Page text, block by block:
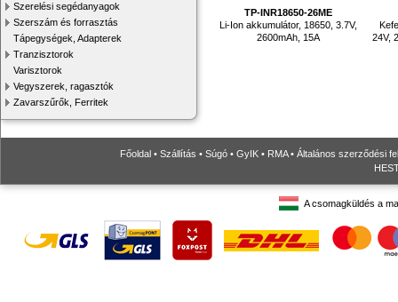
Szerelési segédanyagok
Szerszám és forrasztás
Tápegységek, Adapterek
Tranzisztorok
Varisztorok
Vegyszerek, ragasztók
Zavarszűrők, Ferritek
TP-INR18650-26ME
Li-Ion akkumulátor, 18650, 3.7V,
2600mAh, 15A
24V,
Főoldal • Szállítás • Súgó • GyIK • RMA• Általános szerződési
A csomagküldés a